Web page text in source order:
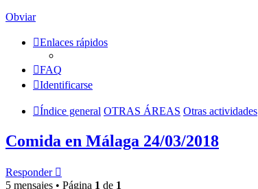
Obviar
Enlaces rápidos
FAQ
Identificarse
Índice general OTRAS ÁREAS Otras actividades
Comida en Málaga 24/03/2018
Responder
5 mensajes • Página 1 de 1